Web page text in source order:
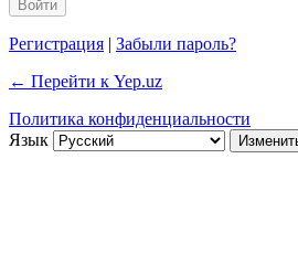
Регистрация | Забыли пароль?
← Перейти к Yep.uz
Политика конфиденциальности
Язык